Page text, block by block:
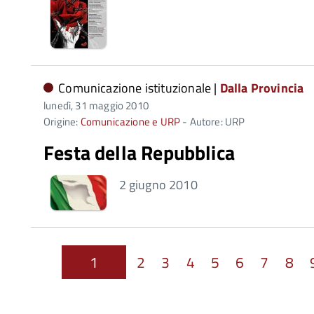
Comunicazione istituzionale | Dalla Provincia
lunedì, 31 maggio 2010
Origine: Comunicazione e URP- Autore: URP
Festa della Repubblica
2 giugno 2010
1 2 3 4 5 6 7 8